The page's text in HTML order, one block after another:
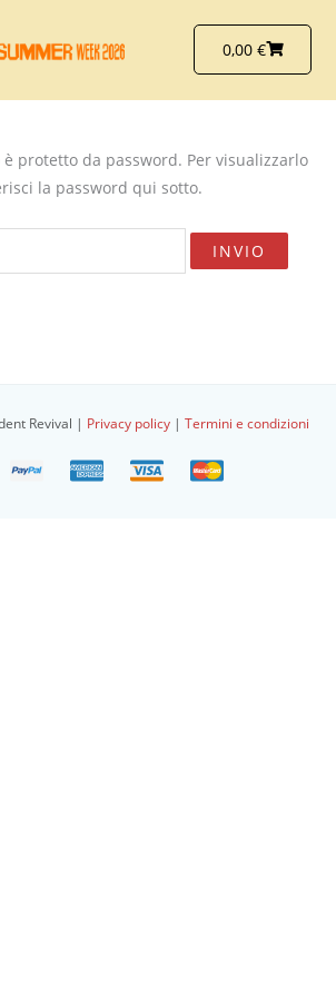
0,00 €Carrello
protetto da password. Per visualizzarlo
la password qui sotto.
Revival | Privacy policy | Termini e condizioni